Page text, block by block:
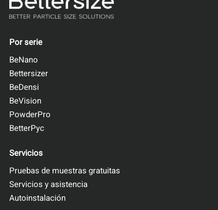
Por serie
BeNano
Bettersizer
BeDensi
BeVision
PowderPro
BetterPyc
Servicios
Pruebas de muestras gratuitas
Servicios y asistencia
Autoinstalación